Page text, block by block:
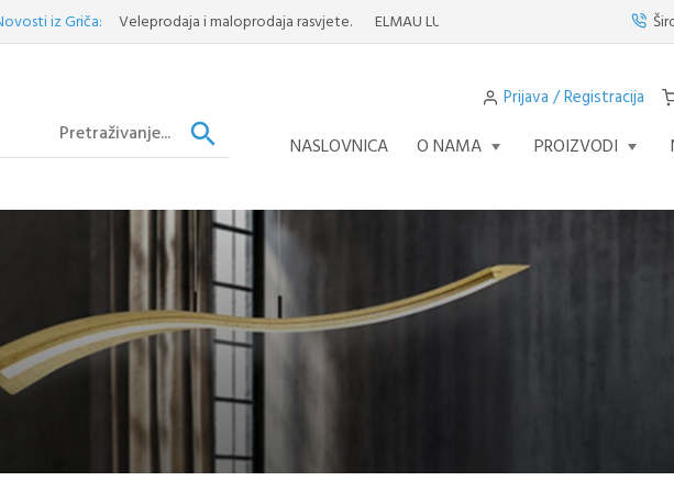
Griča:Veleprodaja i maloprodaja rasvjete. ELMAU LUSTER Otkrijte visilicu s četiri svjetla iz
Prijava / Registracija
NASLOVNICA O NAMA PROIZVODI